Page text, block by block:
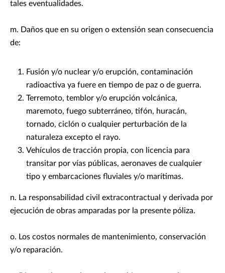
tales eventualidades.
m. Daños que en su origen o extensión sean consecuencia
de:
Fusión y/o nuclear y/o erupción, contaminación
radioactiva ya fuere en tiempo de paz o de guerra.
Terremoto, temblor y/o erupción volcánica,
maremoto, fuego subterráneo, tifón, huracán,
tornado, ciclón o cualquier perturbación de la
naturaleza excepto el rayo.
Vehículos de tracción propia, con licencia para
transitar por vías públicas, aeronaves de cualquier
tipo y embarcaciones fluviales y/o marítimas.
n. La responsabilidad civil extracontractual y derivada por
ejecución de obras amparadas por la presente póliza.
o. Los costos normales de mantenimiento, conservación
y/o reparación.